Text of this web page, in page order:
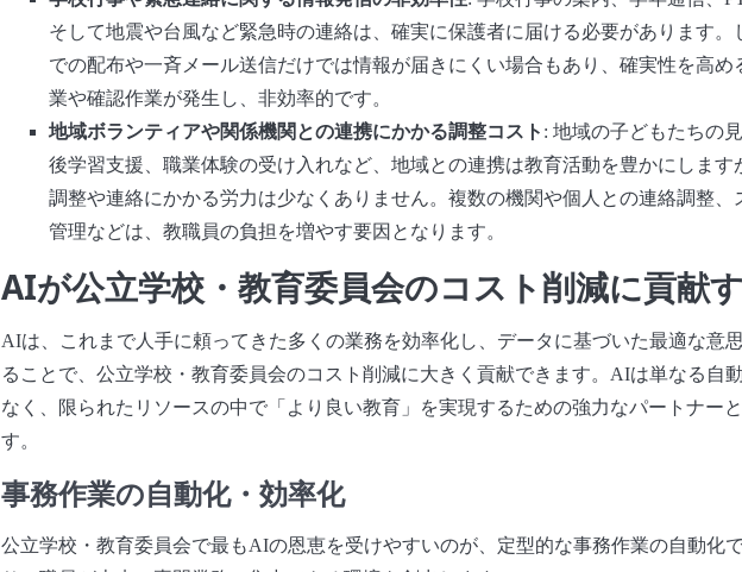
そして地震や台風など緊急時の連絡は、確実に保護者に届ける必要があります。
での配布や一斉メール送信だけでは情報が届きにくい場合もあり、確実性を高め
業や確認作業が発生し、非効率的です。
地域ボランティアや関係機関との連携にかかる調整コスト : 地域の子どもたちの
後学習支援、職業体験の受け入れなど、地域との連携は教育活動を豊かにします
調整や連絡にかかる労力は少なくありません。複数の機関や個人との連絡調整、
管理などは、教職員の負担を増やす要因となります。
AIが公立学校・教育委員会のコスト削減に貢献
AIは、これまで人手に頼ってきた多くの業務を効率化し、データに基づいた最適な意
ることで、公立学校・教育委員会のコスト削減に大きく貢献できます。AIは単なる自
なく、限られたリソースの中で「より良い教育」を実現するための強力なパートナー
す。
事務作業の自動化・効率化
公立学校・教育委員会で最もAIの恩恵を受けやすいのが、定型的な事務作業の自動化